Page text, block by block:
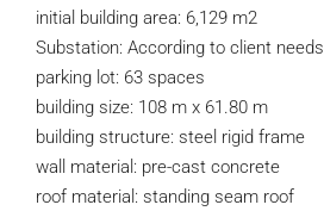
initial building area: 6,129 m2
Substation: According to client needs
parking lot: 63 spaces
building size: 108 m x 61.80 m
building structure: steel rigid frame
wall material: pre-cast concrete
roof material: standing seam roof